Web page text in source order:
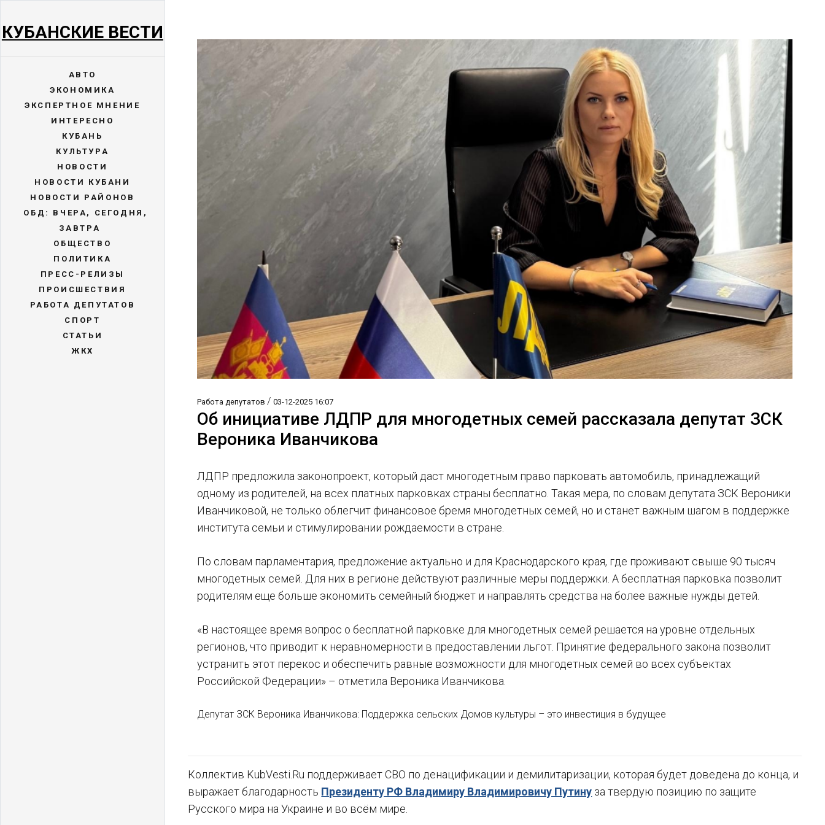
КУБАНСКИЕ ВЕСТИ
АВТО
ЭКОНОМИКА
ЭКСПЕРТНОЕ МНЕНИЕ
ИНТЕРЕСНО
КУБАНЬ
КУЛЬТУРА
НОВОСТИ
НОВОСТИ КУБАНИ
НОВОСТИ РАЙОНОВ
ОБД: ВЧЕРА, СЕГОДНЯ,
ЗАВТРА
ОБЩЕСТВО
ПОЛИТИКА
ПРЕСС-РЕЛИЗЫ
ПРОИСШЕСТВИЯ
РАБОТА ДЕПУТАТОВ
СПОРТ
СТАТЬИ
ЖКХ
Работа депутатов /03-12-2025 16:07
Об инициативе ЛДПР для многодетных семей рассказала депутат ЗСК
Вероника Иванчикова
ЛДПР предложила законопроект, который даст многодетным право парковать автомобиль, принадлежащий
одному из родителей, на всех платных парковках страны бесплатно. Такая мера, по словам депутата ЗСК Вероники
Иванчиковой, не только облегчит финансовое бремя многодетных семей, но и станет важным шагом в поддержке
института семьи и стимулировании рождаемости в стране.
По словам парламентария, предложение актуально и для Краснодарского края, где проживают свыше 90 тысяч
многодетных семей. Для них в регионе действуют различные меры поддержки. А бесплатная парковка позволит
родителям еще больше экономить семейный бюджет и направлять средства на более важные нужды детей.
«В настоящее время вопрос о бесплатной парковке для многодетных семей решается на уровне отдельных
регионов, что приводит к неравномерности в предоставлении льгот. Принятие федерального закона позволит
устранить этот перекос и обеспечить равные возможности для многодетных семей во всех субъектах
Российской Федерации» – отметила Вероника Иванчикова.
Депутат ЗСК Вероника Иванчикова: Поддержка сельских Домов культуры – это инвестиция в будущее
Коллектив KubVesti.Ru поддерживает СВО по денацификации и демилитаризации, которая будет доведена до конца, и
выражает благодарность Президенту РФ Владимиру Владимировичу Путину за твердую позицию по защите
Русского мира на Украине и во всём мире.